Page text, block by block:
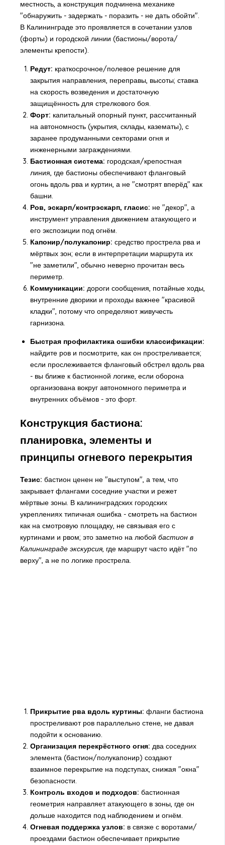
местность, а конструкция подчинена механике
"обнаружить - задержать - поразить - не дать обойти".
В Калининграде это проявляется в сочетании узлов
(форты) и городской линии (бастионы/ворота/
элементы крепости).
Редут: краткосрочное/полевое решение для
закрытия направления, переправы, высоты; ставка
на скорость возведения и достаточную
защищённость для стрелкового боя.
Форт: капитальный опорный пункт, рассчитанный
на автономность (укрытия, склады, казематы), с
заранее продуманными секторами огня и
инженерными заграждениями.
Бастионная система: городская/крепостная
линия, где бастионы обеспечивают фланговый
огонь вдоль рва и куртин, а не "смотрят вперёд" как
башни.
Ров, эскарп/контрэскарп, гласис: не "декор", а
инструмент управления движением атакующего и
его экспозиции под огнём.
Капонир/полукапонир: средство прострела рва и
мёртвых зон; если в интерпретации маршрута их
"не заметили", обычно неверно прочитан весь
периметр.
Коммуникации: дороги сообщения, потайные ходы,
внутренние дворики и проходы важнее "красивой
кладки", потому что определяют живучесть
гарнизона.
Быстрая профилактика ошибки классификации:
найдите ров и посмотрите, как он простреливается;
если прослеживается фланговый обстрел вдоль рва
- вы ближе к бастионной логике, если оборона
организована вокруг автономного периметра и
внутренних объёмов - это форт.
Конструкция бастиона:
планировка, элементы и
принципы огневого перекрытия
Тезис: бастион ценен не "выступом", а тем, что
закрывает флангами соседние участки и режет
мёртвые зоны. В калининградских городских
укреплениях типичная ошибка - смотреть на бастион
как на смотровую площадку, не связывая его с
куртинами и рвом; это заметно на любой бастион в
Калининграде экскурсия, где маршрут часто идёт "по
верху", а не по логике прострела.
Прикрытие рва вдоль куртины: фланги бастиона
простреливают ров параллельно стене, не давая
подойти к основанию.
Организация перекрёстного огня: два соседних
элемента (бастион/полукапонир) создают
взаимное перекрытие на подступах, снижая "окна"
безопасности.
Контроль входов и подходов: бастионная
геометрия направляет атакующего в зоны, где он
дольше находится под наблюдением и огнём.
Огневая поддержка узлов: в связке с воротами/
проездами бастион обеспечивает прикрытие